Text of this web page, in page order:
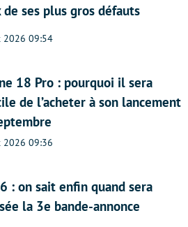
de ses plus gros défauts
2026 09:54
18 Pro : pourquoi il sera
de l’acheter à son lancement
2026 09:36
: on sait enfin quand sera
la 3e bande-annonce